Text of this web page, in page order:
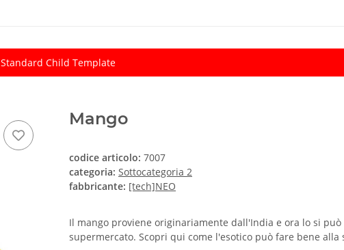
Standard Child Template
Mango
codice articolo: 7007
categoria: Sottocategoria 2
fabbricante: [tech]NEO
Il mango proviene originariamente dall'India e ora lo si
supermercato. Scopri qui come l'esotico può fare bene alla